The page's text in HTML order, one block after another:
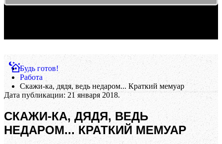
Будь готов!
Работа
Скажи-ка, дядя, ведь недаром... Краткий мемуар
Дата публикации: 21 января 2018.
СКАЖИ-КА, ДЯДЯ, ВЕДЬ
НЕДАРОМ... КРАТКИЙ МЕМУАР